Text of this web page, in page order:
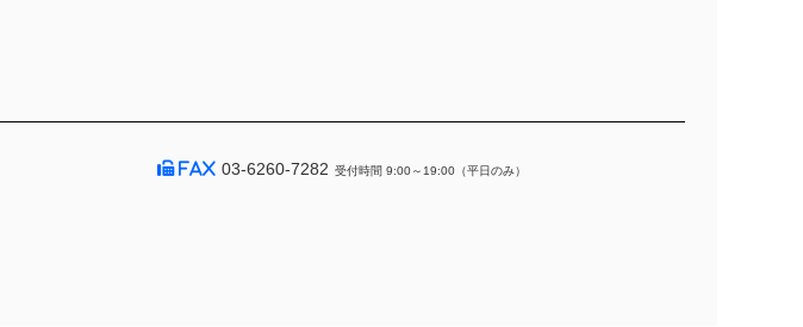
03-6260-7282 受付時間 9:00～19:00（平日のみ）